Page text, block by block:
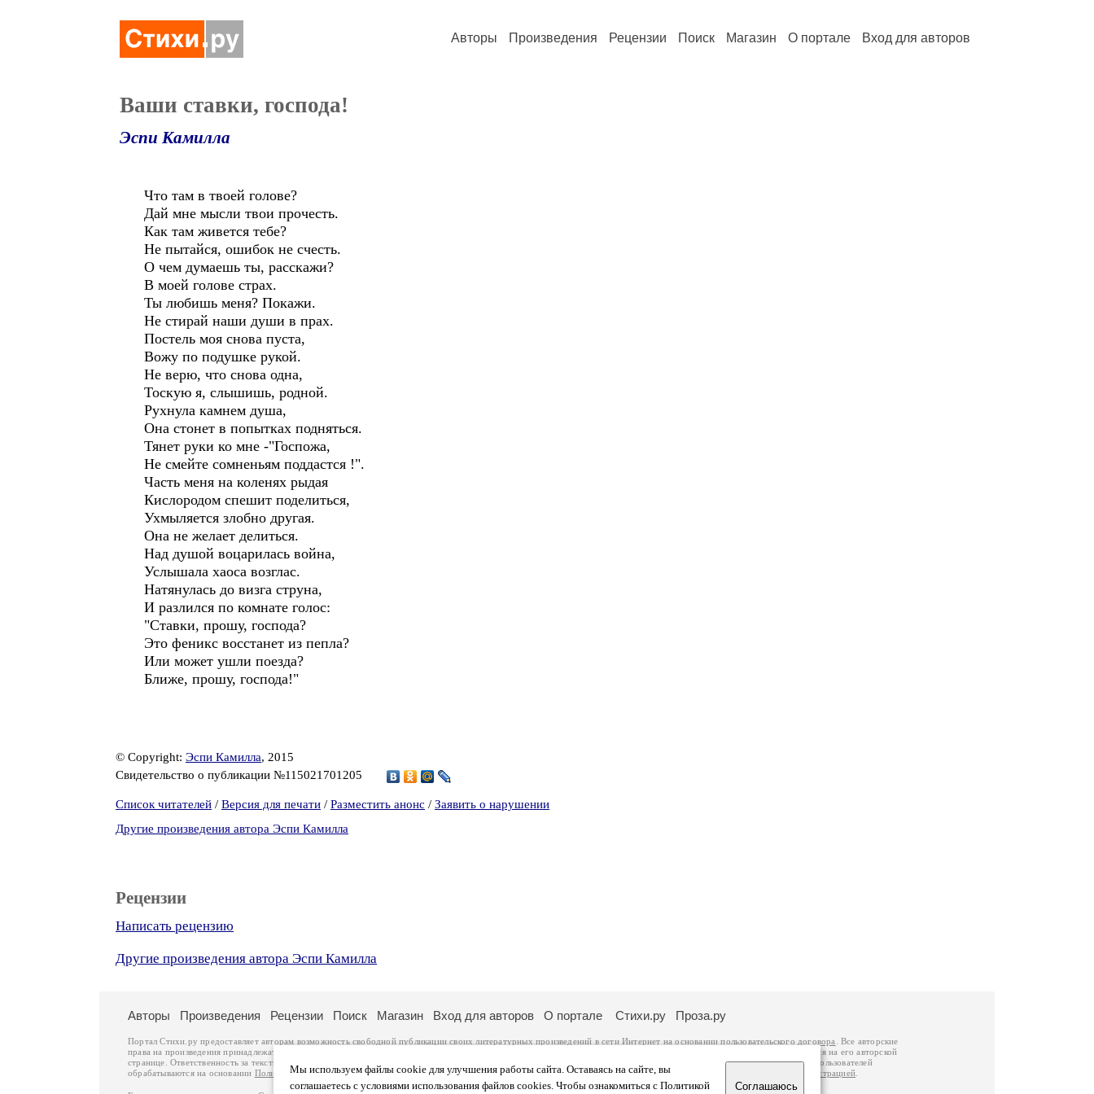
Авторы Произведения Рецензии Поиск Магазин О портале Вход для авторов
Ваши ставки, господа!
Эспи Камилла
Что там в твоей голове?
Дай мне мысли твои прочесть.
Как там живется тебе?
Не пытайся, ошибок не счесть.
О чем думаешь ты, расскажи?
В моей голове страх.
Ты любишь меня? Покажи.
Не стирай наши души в прах.
Постель моя снова пуста,
Вожу по подушке рукой.
Не верю, что снова одна,
Тоскую я, слышишь, родной.
Рухнула камнем душа,
Она стонет в попытках подняться.
Тянет руки ко мне -"Госпожа,
Не смейте сомненьям поддастся !".
Часть меня на коленях рыдая
Кислородом спешит поделиться,
Ухмыляется злобно другая.
Она не желает делиться.
Над душой воцарилась война,
Услышала хаоса возглас.
Натянулась до визга струна,
И разлился по комнате голос:
"Ставки, прошу, господа?
Это феникс восстанет из пепла?
Или может ушли поезда?
Ближе, прошу, господа!"
© Copyright: Эспи Камилла, 2015
Свидетельство о публикации №115021701205
Список читателей / Версия для печати / Разместить анонс / Заявить о нарушении
Другие произведения автора Эспи Камилла
Рецензии
Написать рецензию
Другие произведения автора Эспи Камилла
Мы используем файлы cookie для улучшения работы сайта. Оставаясь на сайте, вы
соглашаетесь с условиями использования файлов cookies. Чтобы ознакомиться с Политикой
Соглашаюсь
Авторы Произведения Рецензии Поиск Магазин Вход для авторов О портале Стихи.ру Проза.ру
Портал Стихи.ру предоставляет авторам возможность свободной публикации своих литературных произведений в сети Интернет на основаниипользовательского договора
. Все авторские
права на произведения принадлежат авторам и охраняются
. Перепечатка произведений возможна только с согласия его автора, к которому вы можете обратиться на его авторской
странице. Ответственность за тексты произведений авторы несут самостоятельно на основании
законодательства Российской Федерации. Данные пользователей
обрабатываются на основании Политики обработки персональных данных. Вы также можете посмотреть более подробнуюинформацию о портале связаться с администрацией